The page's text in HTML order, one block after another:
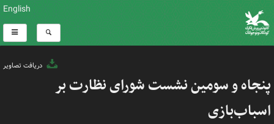
English
دریافت تصاویر
پنجاه و سومین نشست شورای نظارت بر
اسباب‌بازی